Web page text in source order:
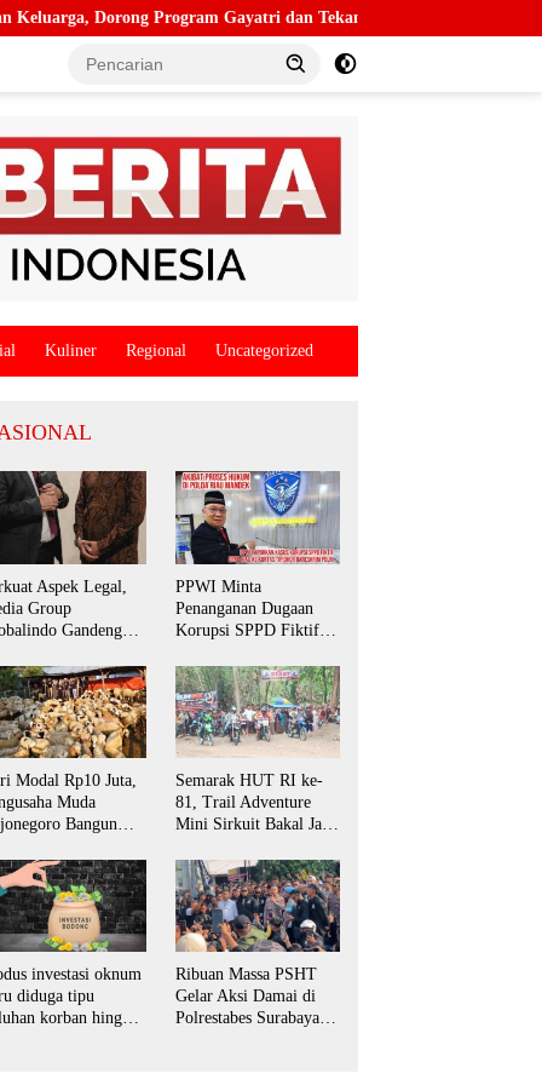
Gayatri dan Tekan Angka Anak Tidak Sekolah
Kuliner Regional Uncategorized
Aspek Legal,
Group
Gandeng
Biro Surabaya
PPWI Minta
Penanganan Dugaan
Korupsi SPPD Fiktif
Alih Aparat Penegak
Hukum Pusat
Modal Rp10 Juta,
Muda
Bangun
Pasar Jawa
Semarak HUT RI ke-
81, Trail Adventure
Mini Sirkuit Bakal Jaya
Otomotif di
Bojonegoro
investasi oknum
diduga tipu
korban hingga
Ribuan Massa PSHT
Gelar Aksi Damai di
Polrestabes Surabaya,